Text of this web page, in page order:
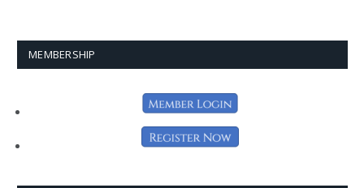
MEMBERSHIP